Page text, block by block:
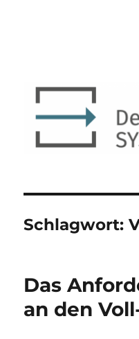
Detektiv
Schlagwort:
Das
an den